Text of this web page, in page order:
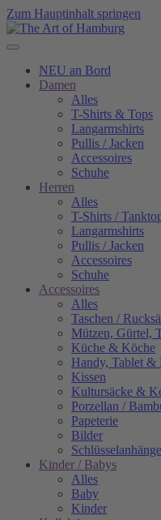
Zum Hauptinhalt springen
NEU an Bord
Damen
Alles
T-Shirts & Tops
Langarmshirts
Pullis / Jacken
Accessoires
Schuhe
Herren
Alles
T-Shirts /
Langarmshirts
Pullis / Jacken
Accessoires
Schuhe
Accessoires
Alles
Taschen /
Mützen, Gürtel,
Küche & Köche
Handy, Tablet &
Kissen
Kultursäcke &
Porzellan /
Papeterie
Bilder
Kinder / Babys
Alles
Baby
Kinder